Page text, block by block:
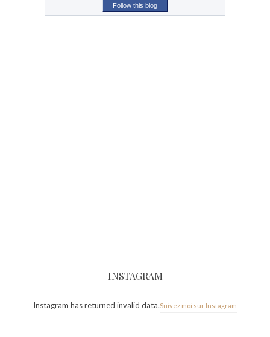
Follow this blog
INSTAGRAM
Instagram has returned invalid data.Suivez moi sur Instagram